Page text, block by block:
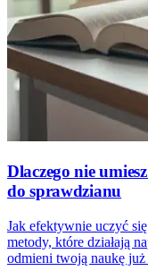
Dlaczego nie
do sprawdzianu
Jak efektywnie uczyć
metody, które działają
odmieni twoją naukę już